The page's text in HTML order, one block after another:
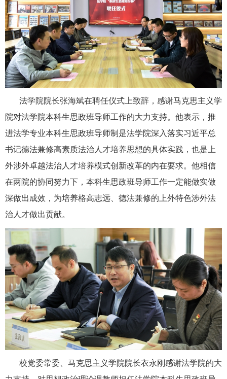
法学院院长张海斌在聘任仪式上致辞，感谢马克思主义学
院对法学院本科生思政班导师工作的大力支持。他表示，推
进法学专业本科生思政班导师制是法学院深入落实习近平总
书记德法兼修高素质法治人才培养思想的具体实践，也是上
外涉外卓越法治人才培养模式创新改革的内在要求。他相信
在两院的协同努力下，本科生思政班导师工作一定能做实做
深做出成效，为培养格高志远、德法兼修的上外特色涉外法
治人才做出贡献。
校党委常委、马克思主义学院院长衣永刚感谢法学院的大